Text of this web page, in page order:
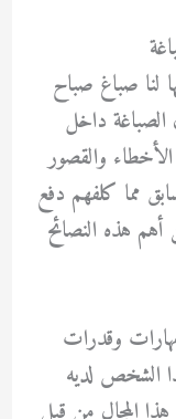
لنا صباغ صباح
الصباغة داخل
والقصور
مما كلفهم دفع
هذه النصائح
وقدرات
الشخص لديه